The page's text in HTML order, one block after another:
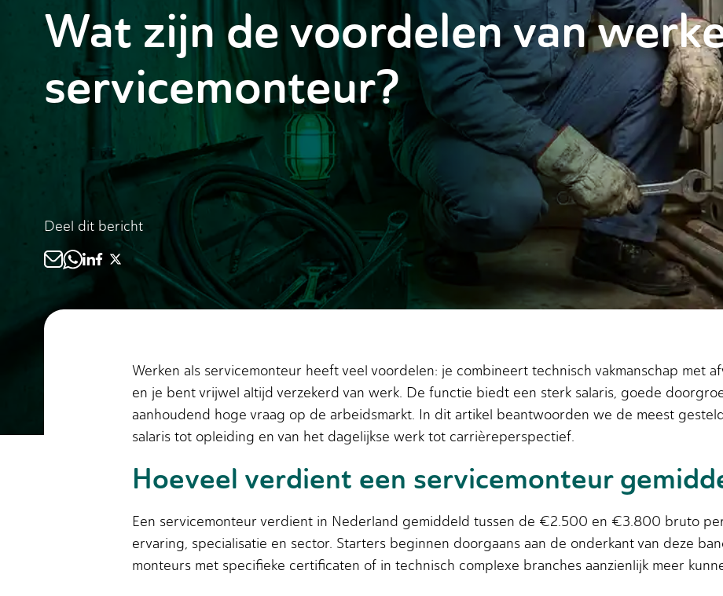
Wat zijn de voordelen van
servicemonteur?
Deel dit bericht
Werken als servicemonteur heeft veel voordelen: je combineert technisch vakmanschap met
en je bent vrijwel altijd verzekerd van werk. De functie biedt een sterk salaris, goede
aanhoudend hoge vraag op de arbeidsmarkt. In dit artikel beantwoorden we de meest
salaris tot opleiding en van het dagelijkse werk tot carrièreperspectief.
Hoeveel verdient een servicemonteur
Een servicemonteur verdient in Nederland gemiddeld tussen de €2.500 en €3.800 bruto per
ervaring, specialisatie en sector. Starters beginnen doorgaans aan de onderkant van deze
monteurs met specifieke certificaten of in technisch complexe branches aanzienlijk meer